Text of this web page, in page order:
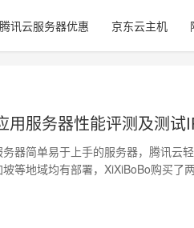
腾讯云服务器优惠 京东云主机
用服务器性能评测及测试
器简单易于上手的服务器，腾讯云
等地域均有部署，XiXiBoBo购买了